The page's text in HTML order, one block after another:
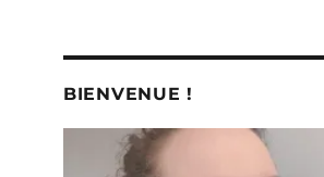
BIENVENUE !